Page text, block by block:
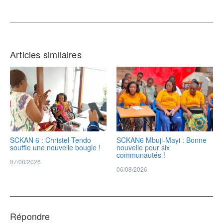
Articles similaires
SCKAN 6 : Christel Tendo
souffle une nouvelle bougie !
07/08/2026
SCKAN6 Mbuji-Mayi : Bonne
nouvelle pour six
communautés !
06/08/2026
Répondre